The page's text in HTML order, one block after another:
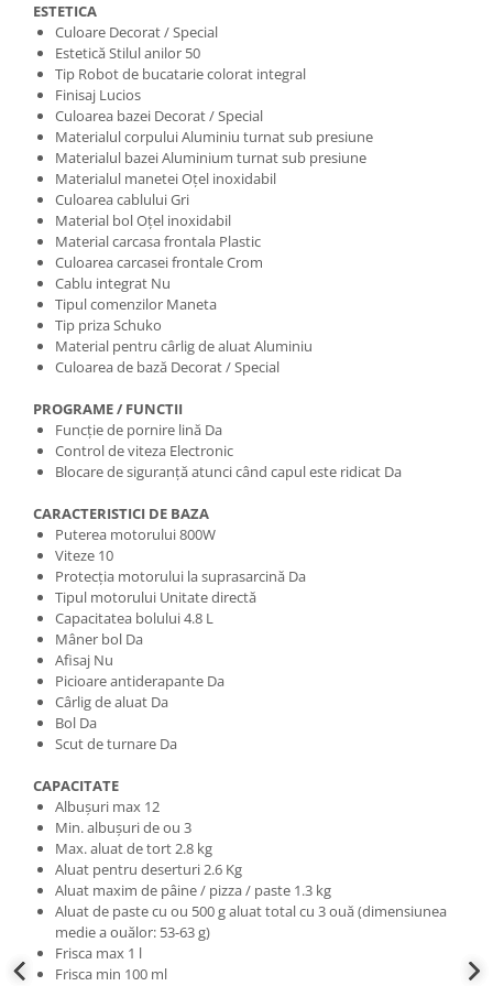
ESTETICA
Culoare Decorat / Special
Estetică Stilul anilor 50
Tip Robot de bucatarie colorat integral
Finisaj Lucios
Culoarea bazei Decorat / Special
Materialul corpului Aluminiu turnat sub presiune
Materialul bazei Aluminium turnat sub presiune
Materialul manetei Oțel inoxidabil
Culoarea cablului Gri
Material bol Oțel inoxidabil
Material carcasa frontala Plastic
Culoarea carcasei frontale Crom
Cablu integrat Nu
Tipul comenzilor Maneta
Tip priza Schuko
Material pentru cârlig de aluat Aluminiu
Culoarea de bază Decorat / Special
PROGRAME / FUNCTII
Funcție de pornire lină Da
Control de viteza Electronic
Blocare de siguranță atunci când capul este ridicat Da
CARACTERISTICI DE BAZA
Puterea motorului 800W
Viteze 10
Protecția motorului la suprasarcină Da
Tipul motorului Unitate directă
Capacitatea bolului 4.8 L
Mâner bol Da
Afisaj Nu
Picioare antiderapante Da
Cârlig de aluat Da
Bol Da
Scut de turnare Da
CAPACITATE
Albușuri max 12
Min. albușuri de ou 3
Max. aluat de tort 2.8 kg
Aluat pentru deserturi 2.6 Kg
Aluat maxim de pâine / pizza / paste 1.3 kg
Aluat de paste cu ou 500 g aluat total cu 3 ouă (dimensiunea
medie a ouălor: 53-63 g)
Frisca max 1 l
Frisca min 100 ml